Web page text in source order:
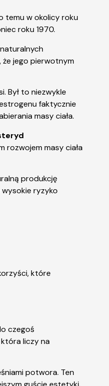
temu w okolicy roku
roku 1970.
jego pierwotnym
Był to niezwykle
faktycznie
masy ciała.
rozwojem masy ciała
produkcję
wysokie ryzyko
które
czegoś
liczy na
potwora. Ten